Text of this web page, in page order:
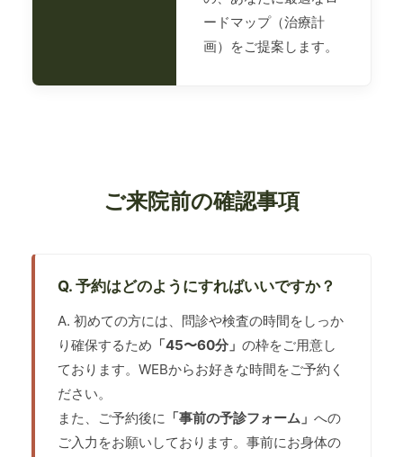
ードマップ（治療計
画）をご提案します。
ご来院前の確認事項
Q. 予約はどのようにすればいいですか？
A. 初めての方には、問診や検査の時間をしっか
り確保するため 「45〜60分」 の枠をご用意し
ております。WEBからお好きな時間をご予約く
ださい。
また、ご予約後に 「事前の予診フォーム」 への
ご入力をお願いしております。事前にお身体の